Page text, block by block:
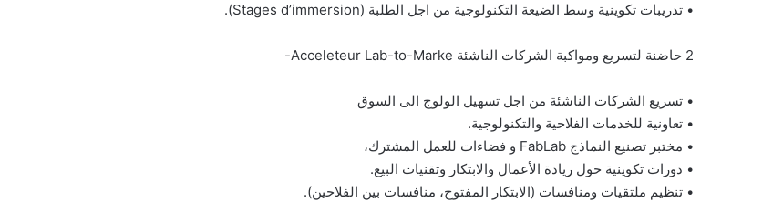
• تدريبات تكوينية وسط الضيعة التكنولوجية من اجل الطلبة (Stages d’immersion).
2 حاضنة لتسريع ومواكبة الشركات الناشئة Acceleteur Lab-to-Marke-
• تسريع الشركات الناشئة من اجل تسهيل الولوج الى السوق
• تعاونية للخدمات الفلاحية والتكنولوجية.
• مختبر تصنيع النماذج FabLab و فضاءات للعمل المشترك،
• دورات تكوينية حول ريادة الأعمال والابتكار وتقنيات البيع.
• تنظيم ملتقيات ومنافسات (الابتكار المفتوح، منافسات بين الفلاحين).